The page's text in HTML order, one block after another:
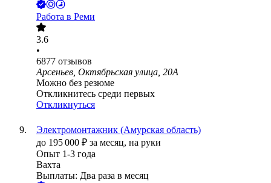
Работа в Реми
3.6
•
6877 отзывов
Арсеньев, Октябрьская улица, 20А
Можно без резюме
Откликнитесь среди первых
Откликнуться
Электромонтажник (Амурская область)
до 195 000 ₽ за месяц, на руки
Опыт 1-3 года
Вахта
Выплаты: Два раза в месяц